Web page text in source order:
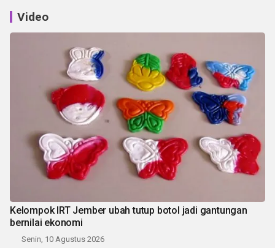
Video
Kelompok IRT Jember ubah tutup botol jadi gantungan
bernilai ekonomi
Senin, 10 Agustus 2026